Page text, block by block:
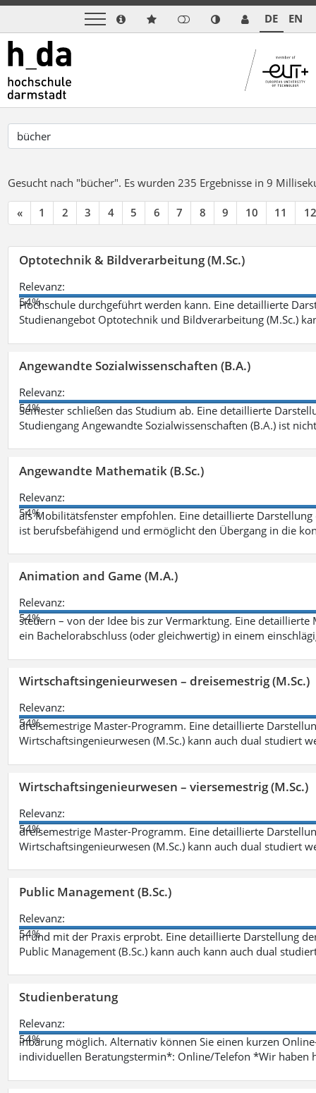
DE EN
Gesucht nach "bücher". Es wurden 235 Ergebnisse in 9
« 1 2 3 4 5 6 7 8 9 10 11 12
Optotechnik & Bildverarbeitung (M.Sc.)
Relevanz:
54%
Hochschule durchgeführt werden kann. Eine detaillierte
Studienangebot Optotechnik und Bildverarbeitung (M.Sc.)
Angewandte Sozialwissenschaften (B.A.)
Relevanz:
54%
Semester schließen das Studium ab. Eine detaillierte
Studiengang Angewandte Sozialwissenschaften (B.A.) ist
Angewandte Mathematik (B.Sc.)
Relevanz:
54%
als Mobilitätsfenster empfohlen. Eine detaillierte
ist berufsbefähigend und ermöglicht den Übergang in die
Animation and Game (M.A.)
Relevanz:
54%
steuern – von der Idee bis zur Vermarktung. Eine
ein Bachelorabschluss (oder gleichwertig) in einem
Wirtschaftsingenieurwesen – dreisemestrig (M.Sc.)
Relevanz:
54%
dreisemestrige Master-Programm. Eine detaillierte
Wirtschaftsingenieurwesen (M.Sc.) kann auch dual studiert
Wirtschaftsingenieurwesen – viersemestrig (M.Sc.)
Relevanz:
54%
dreisemestrige Master-Programm. Eine detaillierte
Wirtschaftsingenieurwesen (M.Sc.) kann auch dual studiert
Public Management (B.Sc.)
Relevanz:
54%
in und mit der Praxis erprobt. Eine detaillierte Darstellung
Public Management (B.Sc.) kann auch kann auch dual
Studienberatung
Relevanz:
54%
inbarung möglich. Alternativ können Sie einen kurzen
individuellen Beratungstermin*: Online/Telefon *Wir haben